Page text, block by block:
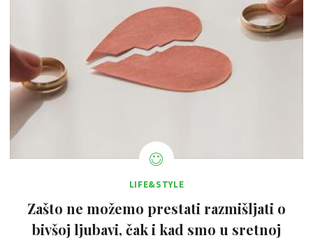
LIFE&STYLE
Zašto ne možemo prestati razmišljati o
bivšoj ljubavi, čak i kad smo u sretnoj